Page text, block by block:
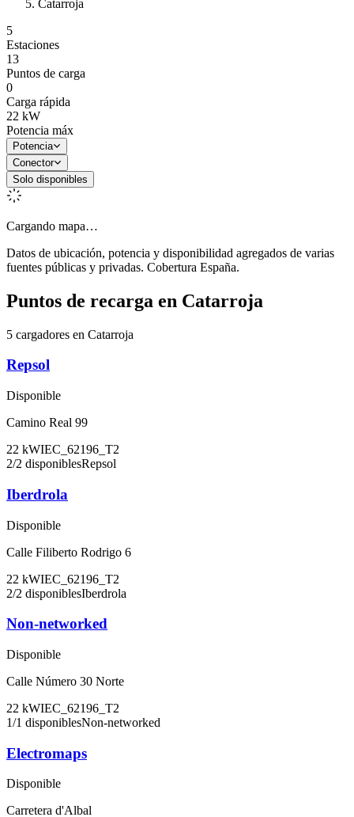
Catarroja
5
Estaciones
13
Puntos de carga
0
Carga rápida
22 kW
Potencia máx
Potencia
Conector
Solo disponibles
Cargando mapa…
Datos de ubicación, potencia y disponibilidad agregados de varias
fuentes públicas y privadas. Cobertura España.
Puntos de recarga en Catarroja
5 cargadores en Catarroja
Repsol
Disponible
Camino Real 99
22 kWIEC_62196_T2
2/2 disponiblesRepsol
Iberdrola
Disponible
Calle Filiberto Rodrigo 6
22 kWIEC_62196_T2
2/2 disponiblesIberdrola
Non-networked
Disponible
Calle Número 30 Norte
22 kWIEC_62196_T2
1/1 disponiblesNon-networked
Electromaps
Disponible
Carretera d'Albal